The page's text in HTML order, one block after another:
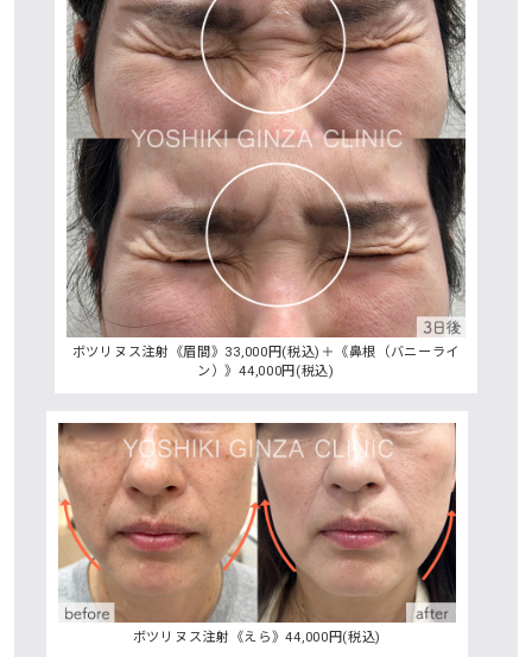
ボツリヌス注射《眉間》33,000円(税込)＋《鼻根（バニーライ
ン）》44,000円(税込)
ボツリヌス注射《えら》44,000円(税込)